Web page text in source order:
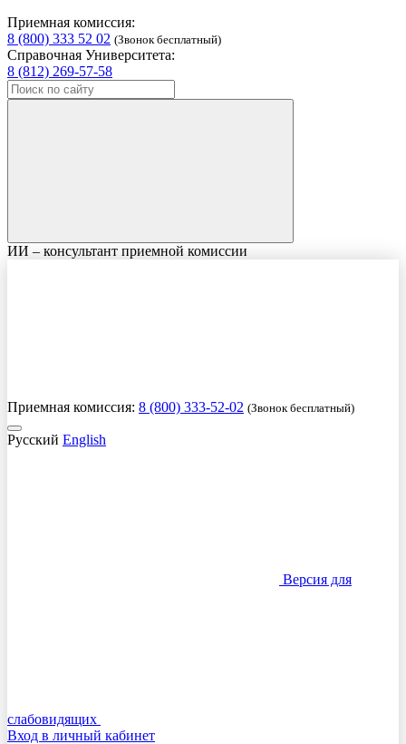
Приемная комиссия:
8 (800) 333 52 02 (Звонок бесплатный)
Справочная Университета:
8 (812) 269-57-58
ИИ – консультант приемной комиссии
Приемная комиссия: 8 (800) 333-52-02 (Звонок бесплатный)
Русский English
Версия для
слабовидящих
Вход в личный кабинет